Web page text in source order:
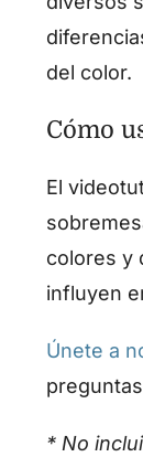
del color.
Cómo
El
colores y
influyen
Únete a
* No